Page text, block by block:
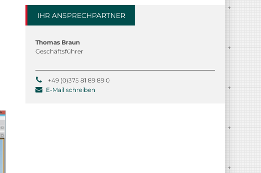
IHR ANSPRECHPARTNER
Thomas Braun
Geschäftsführer
+49 (0)375 81 89 89 0
E-Mail schreiben